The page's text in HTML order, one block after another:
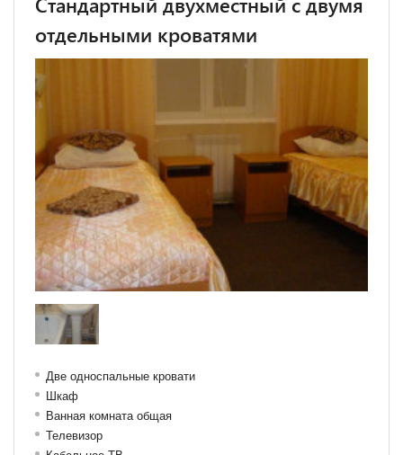
отдельными кроватями
Две односпальные кровати
Шкаф
Ванная комната общая
Телевизор